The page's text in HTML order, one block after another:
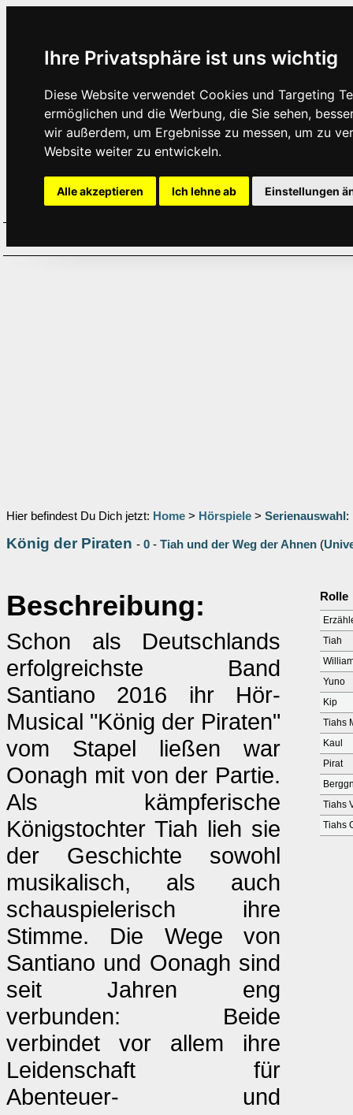
Ihre Privatsphäre ist uns wichtig
Diese Website verwendet Cookies und Targeting
ermöglichen und die Werbung, die Sie sehen,
wir außerdem, um Ergebnisse zu messen, um zu
Website weiter zu entwickeln.
Alle akzeptieren Ich lehne ab Einstellungen
Hier befindest Du Dich jetzt: Home > Hörspiele > Serienauswahl :
König der Piraten - 0 - Tiah und der Weg der Ahnen (
Beschreibung:
Schon als Deutschlands
erfolgreichste Band
Santiano 2016 ihr Hör-
Musical "König der Piraten"
vom Stapel ließen war
Oonagh mit von der Partie.
Als kämpferische
Königstochter Tiah lieh sie
der Geschichte sowohl
musikalisch, als auch
schauspielerisch ihre
Stimme. Die Wege von
Santiano und Oonagh sind
seit Jahren eng
verbunden: Beide
verbindet vor allem ihre
Leidenschaft für
Abenteuer- und
Rolle
Tiah
Yuno
Kip
Tiahs
Kaul
Pirat
Tiahs
Tiahs